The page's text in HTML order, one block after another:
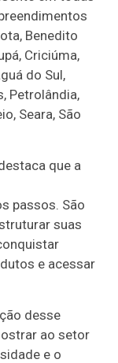
Benedito
Criciúma,
do Sul,
Petrolândia,
Seara, São
que a
passos. São
suas
e acessar
desse
ao setor
e o